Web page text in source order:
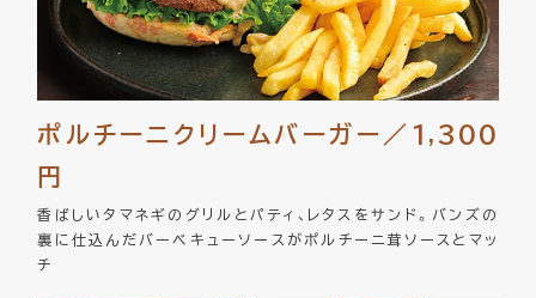
ポルチーニクリームバーガー／1,300
円
香ばしいタマネギのグリルとパティ、レタスをサンド。バンズの
裏に仕込んだバーベキューソースがポルチーニ茸ソースとマッ
チ